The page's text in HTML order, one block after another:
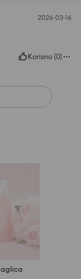
2026-03-16
Korisno (0)